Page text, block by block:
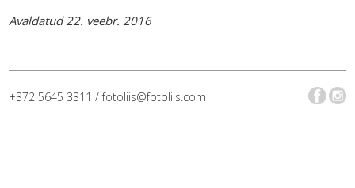
Avaldatud 22. veebr. 2016
+372 5645 3311 / fotoliis@fotoliis.com